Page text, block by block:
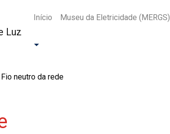
Início Museu da Eletricidade (MERGS)
Fio neutro da rede